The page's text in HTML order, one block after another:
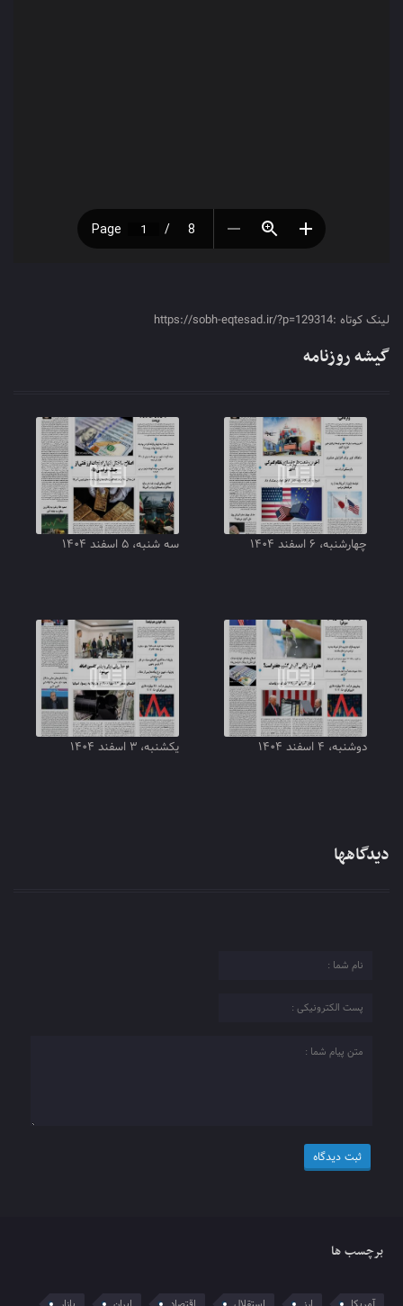
لینک کوتاه :https://sobh-eqtesad.ir/?p=129314
گیشه روزنامه
چهارشنبه، ۶ اسفند ۱۴۰۴ سه شنبه، ۵ اسفند ۱۴۰۴
دوشنبه، ۴ اسفند ۱۴۰۴ یکشنبه، ۳ اسفند ۱۴۰۴
دیدگاهها
برچسب ها